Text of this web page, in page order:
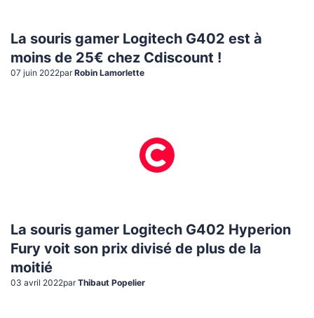
La souris gamer Logitech G402 est à
moins de 25€ chez Cdiscount !
07 juin 2022par Robin Lamorlette
La souris gamer Logitech G402 Hyperion
Fury voit son prix divisé de plus de la
moitié
03 avril 2022par Thibaut Popelier